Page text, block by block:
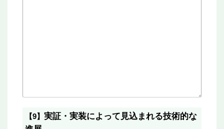
【9】 実証・実装によって見込まれる技術的な